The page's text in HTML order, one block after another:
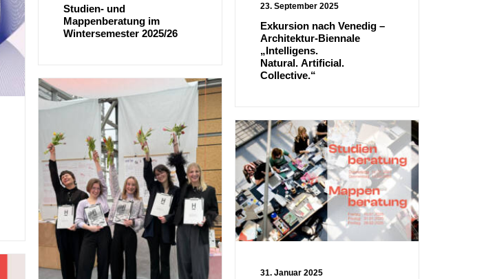
Studien- und
Mappenberatung im
Wintersemester 2025/26
23. September 2025
Exkursion nach Venedig –
Architektur-Biennale
„Intelligens.
Natural. Artificial.
Collective.“
31. Januar 2025